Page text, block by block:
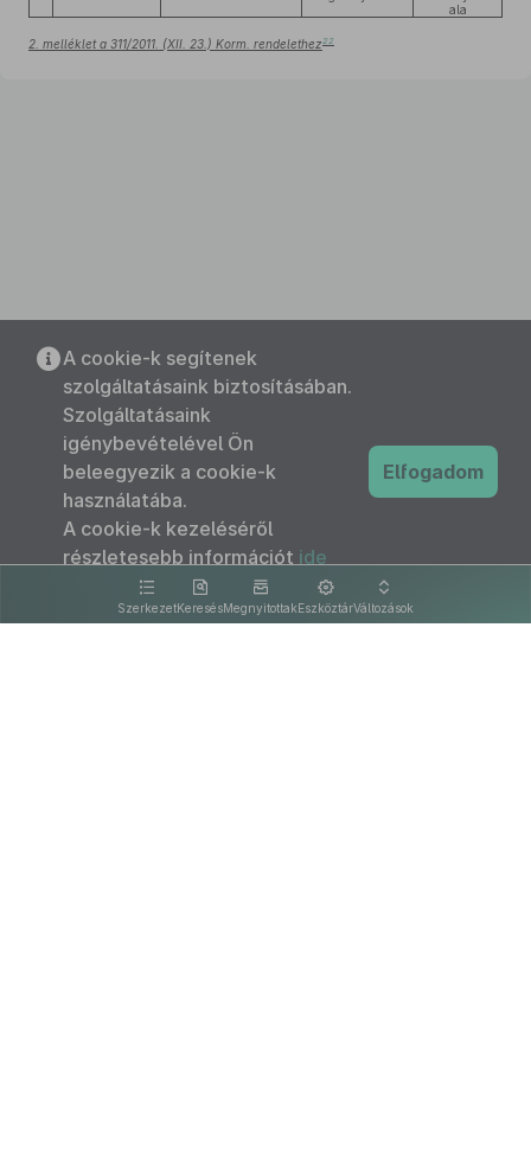
ala
2. melléklet a 311/2011. (XII. 23.) Korm. rendelethez 22
SzerkezetKeresésMegnyitottakEszköztárVáltozások
A cookie-k segítenek
szolgáltatásaink biztosításában.
Szolgáltatásaink
igénybevételével Ön
beleegyezik a cookie-k
használatába.
A cookie-k kezeléséről
részletesebb információt ide
kattintva olvashat.
Elfogadom